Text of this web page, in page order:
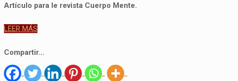
Artículo para le revista Cuerpo Mente.
LEER MÁS
Compartir...